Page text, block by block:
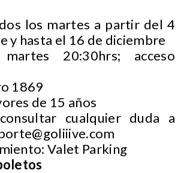
los martes a partir del 4
y hasta el 16 de diciembre
20:30hrs; acceso
1869
de 15 años
cualquier duda a
Valet Parking